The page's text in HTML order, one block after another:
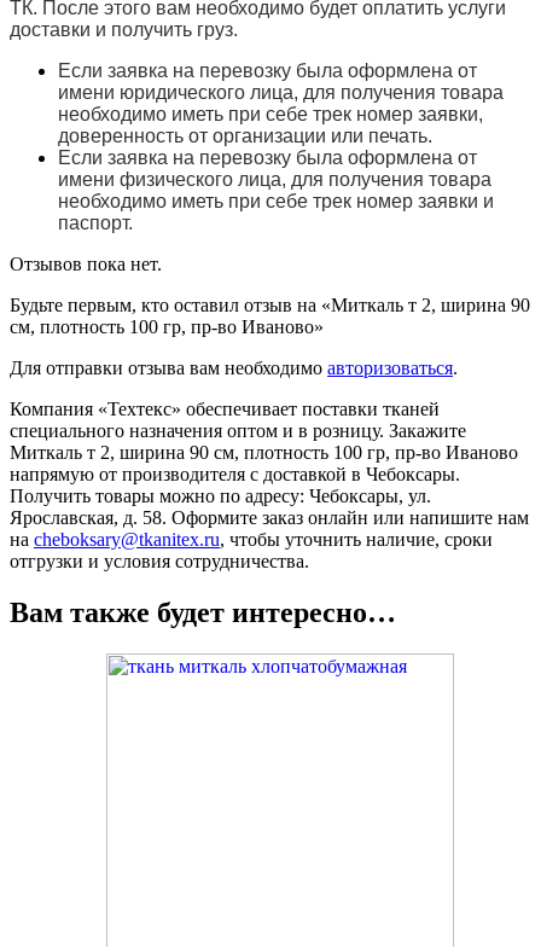
ТК. После этого вам необходимо будет оплатить услуги
доставки и получить груз.
Если заявка на перевозку была оформлена от
имени юридического лица, для получения товара
необходимо иметь при себе трек номер заявки,
доверенность от организации или печать.
Если заявка на перевозку была оформлена от
имени физического лица, для получения товара
необходимо иметь при себе трек номер заявки и
паспорт.
Отзывов пока нет.
Будьте первым, кто оставил отзыв на «Миткаль т 2, ширина 90
см, плотность 100 гр, пр-во Иваново»
Для отправки отзыва вам необходимо авторизоваться.
Компания «Техтекс» обеспечивает поставки тканей
специального назначения оптом и в розницу. Закажите
Миткаль т 2, ширина 90 см, плотность 100 гр, пр-во Иваново
напрямую от производителя с доставкой в Чебоксары.
Получить товары можно по адресу: Чебоксары, ул.
Ярославская, д. 58. Оформите заказ онлайн или напишите нам
на cheboksary@tkanitex.ru, чтобы уточнить наличие, сроки
отгрузки и условия сотрудничества.
Вам также будет интересно…